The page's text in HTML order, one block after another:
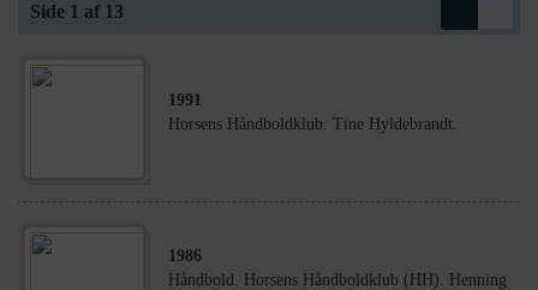
Side 1 af 13
1991
Horsens Håndboldklub. Tine Hyldebrandt.
1986
Håndbold. Horsens Håndboldklub (HH). Henning